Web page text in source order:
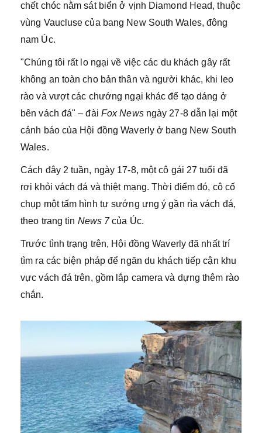
chết chóc nằm sát biển ở vịnh Diamond Head, thuộc
vùng Vaucluse của bang New South Wales, đông
nam Úc.
"Chúng tôi rất lo ngại về việc các du khách gây rất
không an toàn cho bản thân và người khác, khi leo
rào và vượt các chướng ngại khác để tạo dáng ở
bên vách đá" – đài Fox News ngày 27-8 dẫn lại một
cảnh báo của Hội đồng Waverly ở bang New South
Wales.
Cách đây 2 tuần, ngày 17-8, một cô gái 27 tuổi đã
rơi khỏi vách đá và thiệt mạng. Thời điểm đó, cô cố
chụp một tấm hình tự sướng ưng ý gần rìa vách đá,
theo trang tin News 7của Úc.
Trước tình trạng trên, Hội đồng Waverly đã nhất trí
tìm ra các biện pháp để ngăn du khách tiếp cận khu
vực vách đá trên, gồm lắp camera và dựng thêm rào
chắn.